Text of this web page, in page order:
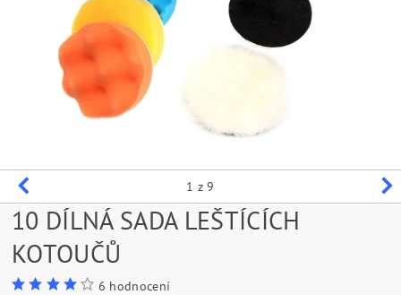
1 z 9
10 DÍLNÁ SADA LEŠTÍCÍCH
KOTOUČŮ
6 hodnocení